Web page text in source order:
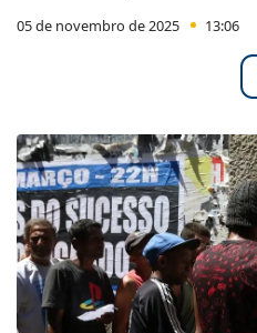
05 de novembro de 2025 13:06